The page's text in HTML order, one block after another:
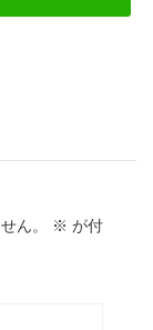
ん。 ※ が付